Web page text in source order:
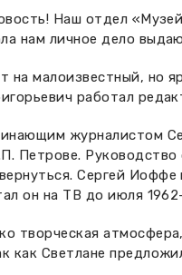
Наш отдел
нам личное дело
на малоизвестный, но
работал
журналистом
Петрове.
Сергей Иоффе
он на ТВ до июля
творческая
как Светлане